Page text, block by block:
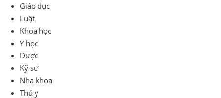
Giáo dục
Luật
Khoa học
Y học
Dược
Kỹ sư
Nha khoa
Thú y